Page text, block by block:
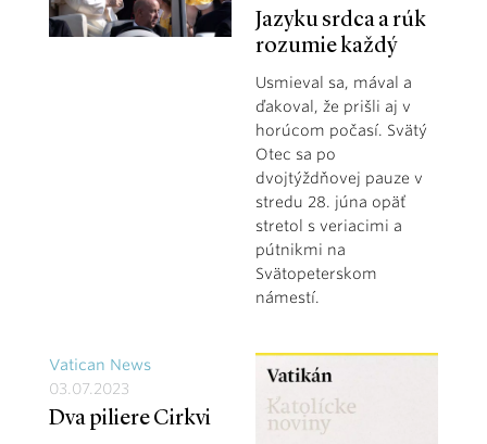
Jazyku srdca a rúk
rozumie každý
Usmieval sa, mával a
ďakoval, že prišli aj v
horúcom počasí. Svätý
Otec sa po
dvojtýždňovej pauze v
stredu 28. júna opäť
stretol s veriacimi a
pútnikmi na
Svätopeterskom
námestí.
Vatican News
03.07.2023
Dva piliere Cirkvi